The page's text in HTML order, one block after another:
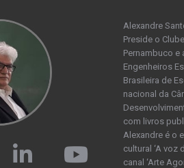
Alexandre
Preside o
Pernambuco e
Engenheiros
Brasileira de
nacional da
com livros
Alexandre é o
cultural ‘A voz
canal ‘Arte